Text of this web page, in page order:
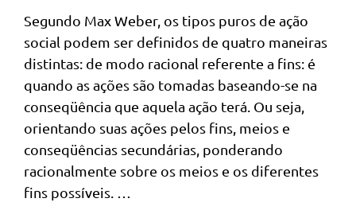
Segundo Max Weber, os tipos puros de ação
social podem ser definidos de quatro maneiras
distintas: de modo racional referente a fins: é
quando as ações são tomadas baseando-se na
conseqüência que aquela ação terá. Ou seja,
orientando suas ações pelos fins, meios e
conseqüências secundárias, ponderando
racionalmente sobre os meios e os diferentes
fins possíveis. …